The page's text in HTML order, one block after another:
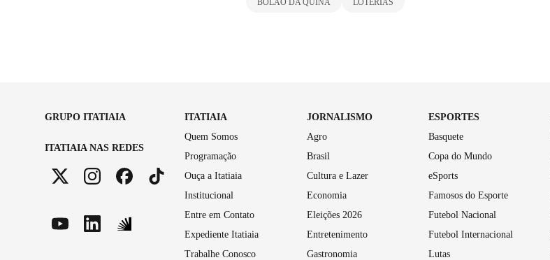
GRUPO ITATIAIA
ITATIAIA NAS REDES
ITATIAIA
Quem Somos
Programação
Ouça a Itatiaia
Institucional
Entre em Contato
Expediente Itatiaia
Trabalhe Conosco
JORNALISMO
Agro
Brasil
Cultura e Lazer
Economia
Eleições 2026
Entretenimento
Gastronomia
ESPORTES
Basquete
Copa do Mundo
eSports
Famosos do Esporte
Futebol Nacional
Futebol Internacional
Lutas